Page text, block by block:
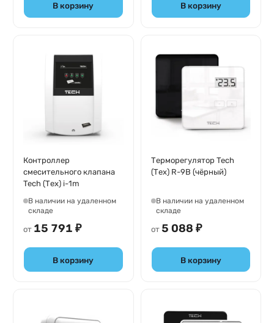
В корзину В корзину
Контроллер
смесительного клапана
Tech (Тех) i-1m
В наличии на удаленном
складе
от 15 791 ₽
В корзину
Терморегулятор Tech
(Тех) R-9B (чёрный)
В наличии на удаленном
складе
от 5 088 ₽
В корзину